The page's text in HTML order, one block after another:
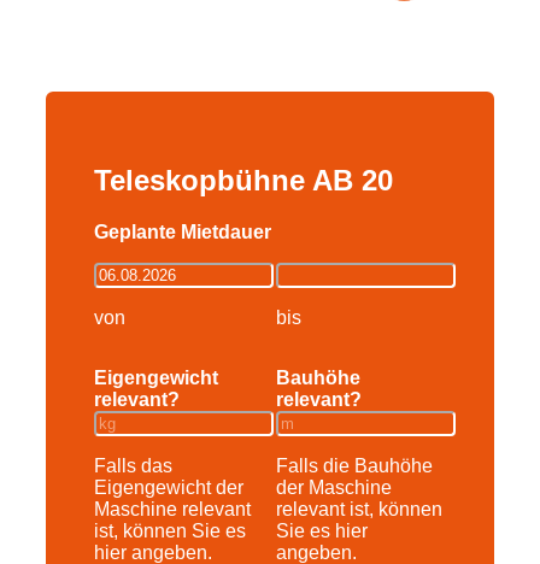
Teleskopbühne AB 20
Geplante Mietdauer
von bis
Eigengewicht
relevant?
Falls das
Eigengewicht der
Maschine relevant
ist, können Sie es
hier angeben.
Bauhöhe
relevant?
Falls die Bauhöhe
der Maschine
relevant ist, können
Sie es hier
angeben.